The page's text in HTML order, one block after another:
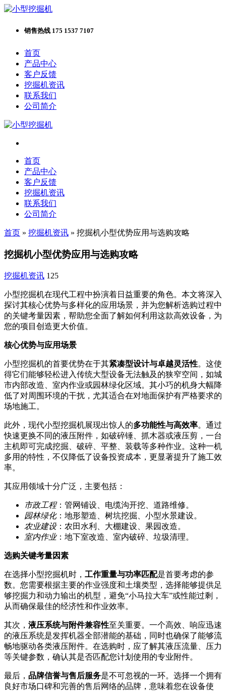
销售热线 175 1537 7107
首页
产品中心
客户反馈
挖掘机资讯
联系我们
公司简介
首页
产品中心
客户反馈
挖掘机资讯
联系我们
公司简介
首页 » 挖掘机资讯 » 挖掘机小型优势应用与选购攻略
挖掘机小型优势应用与选购攻略
挖掘机资讯 125
小型挖掘机在现代工程中扮演着日益重要的角色。本文将深入
探讨其核心优势与多样化的应用场景，并为您解析选购过程中
的关键考量因素，帮助您全面了解如何利用这款高效设备，为
您的项目创造更大价值。
核心优势与应用场景
小型挖掘机的首要优势在于其紧凑型设计与卓越灵活性。这使
得它们能够轻松进入传统大型设备无法触及的狭窄空间，如城
市内部改造、室内作业或园林绿化区域。其小巧的机身大幅降
低了对周围环境的干扰，尤其适合在对地面保护有严格要求的
场地施工。
此外，现代小型挖掘机展现出惊人的多功能性与高效率。通过
快速更换不同的液压附件，如破碎锤、抓木器或液压剪，一台
主机即可完成挖掘、破碎、平整、装载等多种作业。这种一机
多用的特性，不仅降低了设备投资成本，更显著提升了施工效
率。
其应用领域十分广泛，主要包括：
市政工程：管网铺设、电缆沟开挖、道路维修。
园林绿化：地形塑造、树坑挖掘、小型水景建设。
农业建设：农田水利、大棚建设、果园改造。
室内作业：地下室改造、室内破碎、垃圾清理。
选购关键考量因素
在选择小型挖掘机时， 工作重量与功率匹配是首要考虑的参
数。您需要根据主要的作业强度和土壤类型，选择能够提供足
够挖掘力和动力输出的机型，避免“小马拉大车”或性能过剩，
从而确保最佳的经济性和作业效率。
其次， 液压系统与附件兼容性至关重要。一个高效、响应迅速
的液压系统是发挥机器全部潜能的基础，同时也确保了能够流
畅地驱动各类液压附件。在选购时，应了解其液压流量、压力
等关键参数，确认其是否匹配您计划使用的专业附件。
最后， 品牌信誉与售后服务是不可忽视的一环。选择一个拥有
良好市场口碑和完善的售后网络的品牌，意味着您在设备使